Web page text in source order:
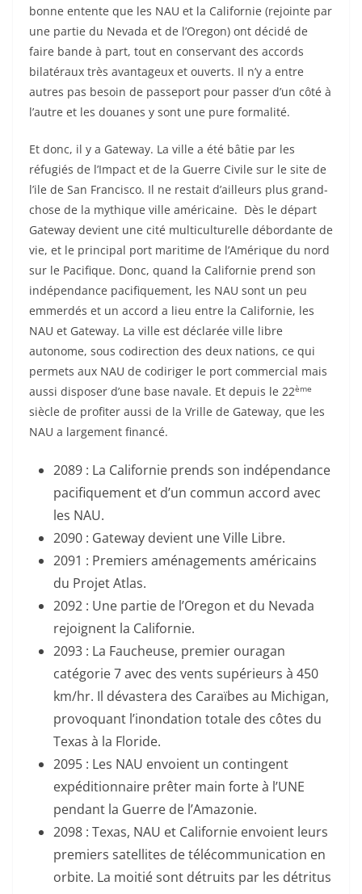
bonne entente que les NAU et la Californie (rejointe par
une partie du Nevada et de l’Oregon) ont décidé de
faire bande à part, tout en conservant des accords
bilatéraux très avantageux et ouverts. Il n’y a entre
autres pas besoin de passeport pour passer d’un côté à
l’autre et les douanes y sont une pure formalité.
Et donc, il y a Gateway. La ville a été bâtie par les
réfugiés de l’Impact et de la Guerre Civile sur le site de
l’ile de San Francisco. Il ne restait d’ailleurs plus grand-
chose de la mythique ville américaine. Dès le départ
Gateway devient une cité multiculturelle débordante de
vie, et le principal port maritime de l’Amérique du nord
sur le Pacifique. Donc, quand la Californie prend son
indépendance pacifiquement, les NAU sont un peu
emmerdés et un accord a lieu entre la Californie, les
NAU et Gateway. La ville est déclarée ville libre
autonome, sous codirection des deux nations, ce qui
permets aux NAU de codiriger le port commercial mais
aussi disposer d’une base navale. Et depuis le 22ème
siècle de profiter aussi de la Vrille de Gateway, que les
NAU a largement financé.
2089 : La Californie prends son indépendance
pacifiquement et d’un commun accord avec
les NAU.
2090 : Gateway devient une Ville Libre.
2091 : Premiers aménagements américains
du Projet Atlas.
2092 : Une partie de l’Oregon et du Nevada
rejoignent la Californie.
2093 : La Faucheuse, premier ouragan
catégorie 7 avec des vents supérieurs à 450
km/hr. Il dévastera des Caraïbes au Michigan,
provoquant l’inondation totale des côtes du
Texas à la Floride.
2095 : Les NAU envoient un contingent
expéditionnaire prêter main forte à l’UNE
pendant la Guerre de l’Amazonie.
2098 : Texas, NAU et Californie envoient leurs
premiers satellites de télécommunication en
orbite. La moitié sont détruits par les détritus